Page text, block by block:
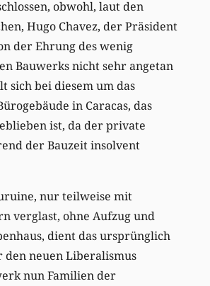
obwohl, laut den
Hugo Chavez, der Präsident
der Ehrung des wenig
Bauwerks nicht sehr angetan
sich bei diesem um das
in Caracas, das
ist, da der private
der Bauzeit insolvent
nur teilweise mit
verglast, ohne Aufzug und
dient das ursprünglich
den neuen Liberalismus
nun Familien der